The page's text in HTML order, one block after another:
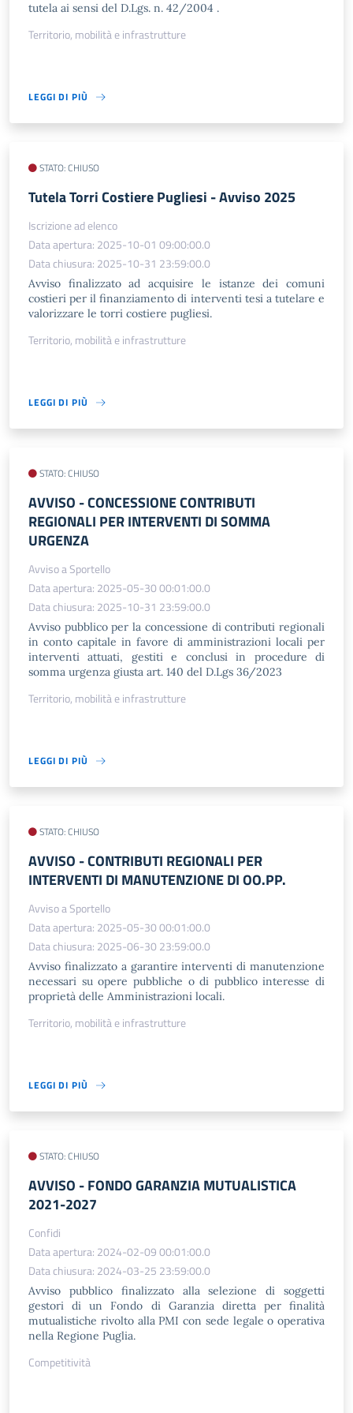
tutela ai sensi del D.Lgs. n. 42/2004 .
Territorio, mobilità e infrastrutture
LEGGI DI PIÙ
STATO: CHIUSO
Tutela Torri Costiere Pugliesi - Avviso 2025
Iscrizione ad elenco
Data apertura: 2025-10-01 09:00:00.0
Data chiusura: 2025-10-31 23:59:00.0
Avviso finalizzato ad acquisire le istanze dei comuni
costieri per il finanziamento di interventi tesi a tutelare e
valorizzare le torri costiere pugliesi.
Territorio, mobilità e infrastrutture
LEGGI DI PIÙ
STATO: CHIUSO
AVVISO​ - CONCESSIONE CONTRIBUTI
REGIONALI PER INTERVENTI DI SOMMA
URGENZA
Avviso a Sportello
Data apertura: 2025-05-30 00:01:00.0
Data chiusura: 2025-10-31 23:59:00.0
Avviso pubblico per la concessione di contributi regionali
in conto capitale in favore di amministrazioni locali per
interventi attuati, gestiti e conclusi in procedure di
somma urgenza giusta art. 140 del D.Lgs 36/2023
Territorio, mobilità e infrastrutture
LEGGI DI PIÙ
STATO: CHIUSO
AVVISO - CONTRIBUTI REGIONALI PER
INTERVENTI DI MANUTENZIONE DI OO.PP.
Avviso a Sportello
Data apertura: 2025-05-30 00:01:00.0
Data chiusura: 2025-06-30 23:59:00.0
Avviso finalizzato a garantire interventi di manutenzione
necessari su opere pubbliche o di pubblico interesse di
proprietà delle Amministrazioni locali.
Territorio, mobilità e infrastrutture
LEGGI DI PIÙ
STATO: CHIUSO
AVVISO - FONDO GARANZIA MUTUALISTICA
2021-2027
Confidi
Data apertura: 2024-02-09 00:01:00.0
Data chiusura: 2024-03-25 23:59:00.0
Avviso pubblico finalizzato alla selezione di soggetti
gestori di un Fondo di Garanzia diretta per finalità
mutualistiche rivolto alla PMI con sede legale o operativa
nella Regione Puglia.
Competitività